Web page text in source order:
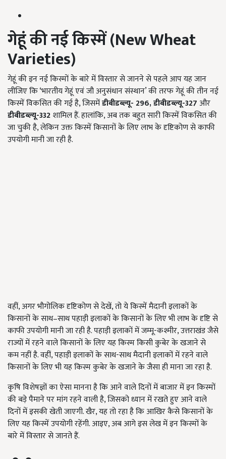
गेहूं की नई किस्में (New Wheat
Varieties)
गेहूं की इन नई किस्मों के बारे में विस्तार से जानने से पहले आप यह जान
लीजिए कि ‘भारतीय गेहूं एवं जौ अनुसंधान संस्थान’ की तरफ गेहूं की तीन नई
किस्में विकसित की गई है, जिसमेंडीबीडब्ल्यू- 296, डीबीडब्ल्यू-327 और
डीबीडब्ल्यू-332शामिल हैं. हालांकि, अब तक बहुत सारी किस्में विकसित की
जा चुकी है, लेकिन उक्त किस्में किसानों के लिए लाभ के दृष्टिकोण से काफी
उपयोगी मानी जा रही है.
वहीं, अगर भौगोलिक दृष्टिकोण से देखें, तो ये किस्में मैदानी इलाकों के
किसानों के साथ–साथ पहाड़ी इलाकों के किसानों के लिए भी लाभ के दृष्टि से
काफी उपयोगी मानी जा रही है. पहाड़ी इलाकों में जम्मू-कश्मीर, उत्तराखंड जैसे
राज्यों में रहने वाले किसानों के लिए यह किस्म किसी कुबेर के खजाने से
कम नहीं है. वहीं, पहाड़ी इलाकों के साथ-साथ मैदानी इलाकों में रहने वाले
किसानों के लिए भी यह किस्म कुबेर के खजाने के जैसा ही माना जा रहा है.
कृषि विशेषज्ञों का ऐसा मानना है कि आने वाले दिनों में बाजार में इन किस्मों
की बड़े पैमाने पर मांग रहने वाली है, जिसको ध्यान में रखते हुए आने वाले
दिनों में इसकी खेती जाएगी. खैर, यह तो रहा है कि आखिर कैसे किसानों के
लिए यह किस्में उपयोगी रहेंगी. आइए, अब आगे इस लेख में इन किस्मों के
बारे में विस्तार से जानते हैं.